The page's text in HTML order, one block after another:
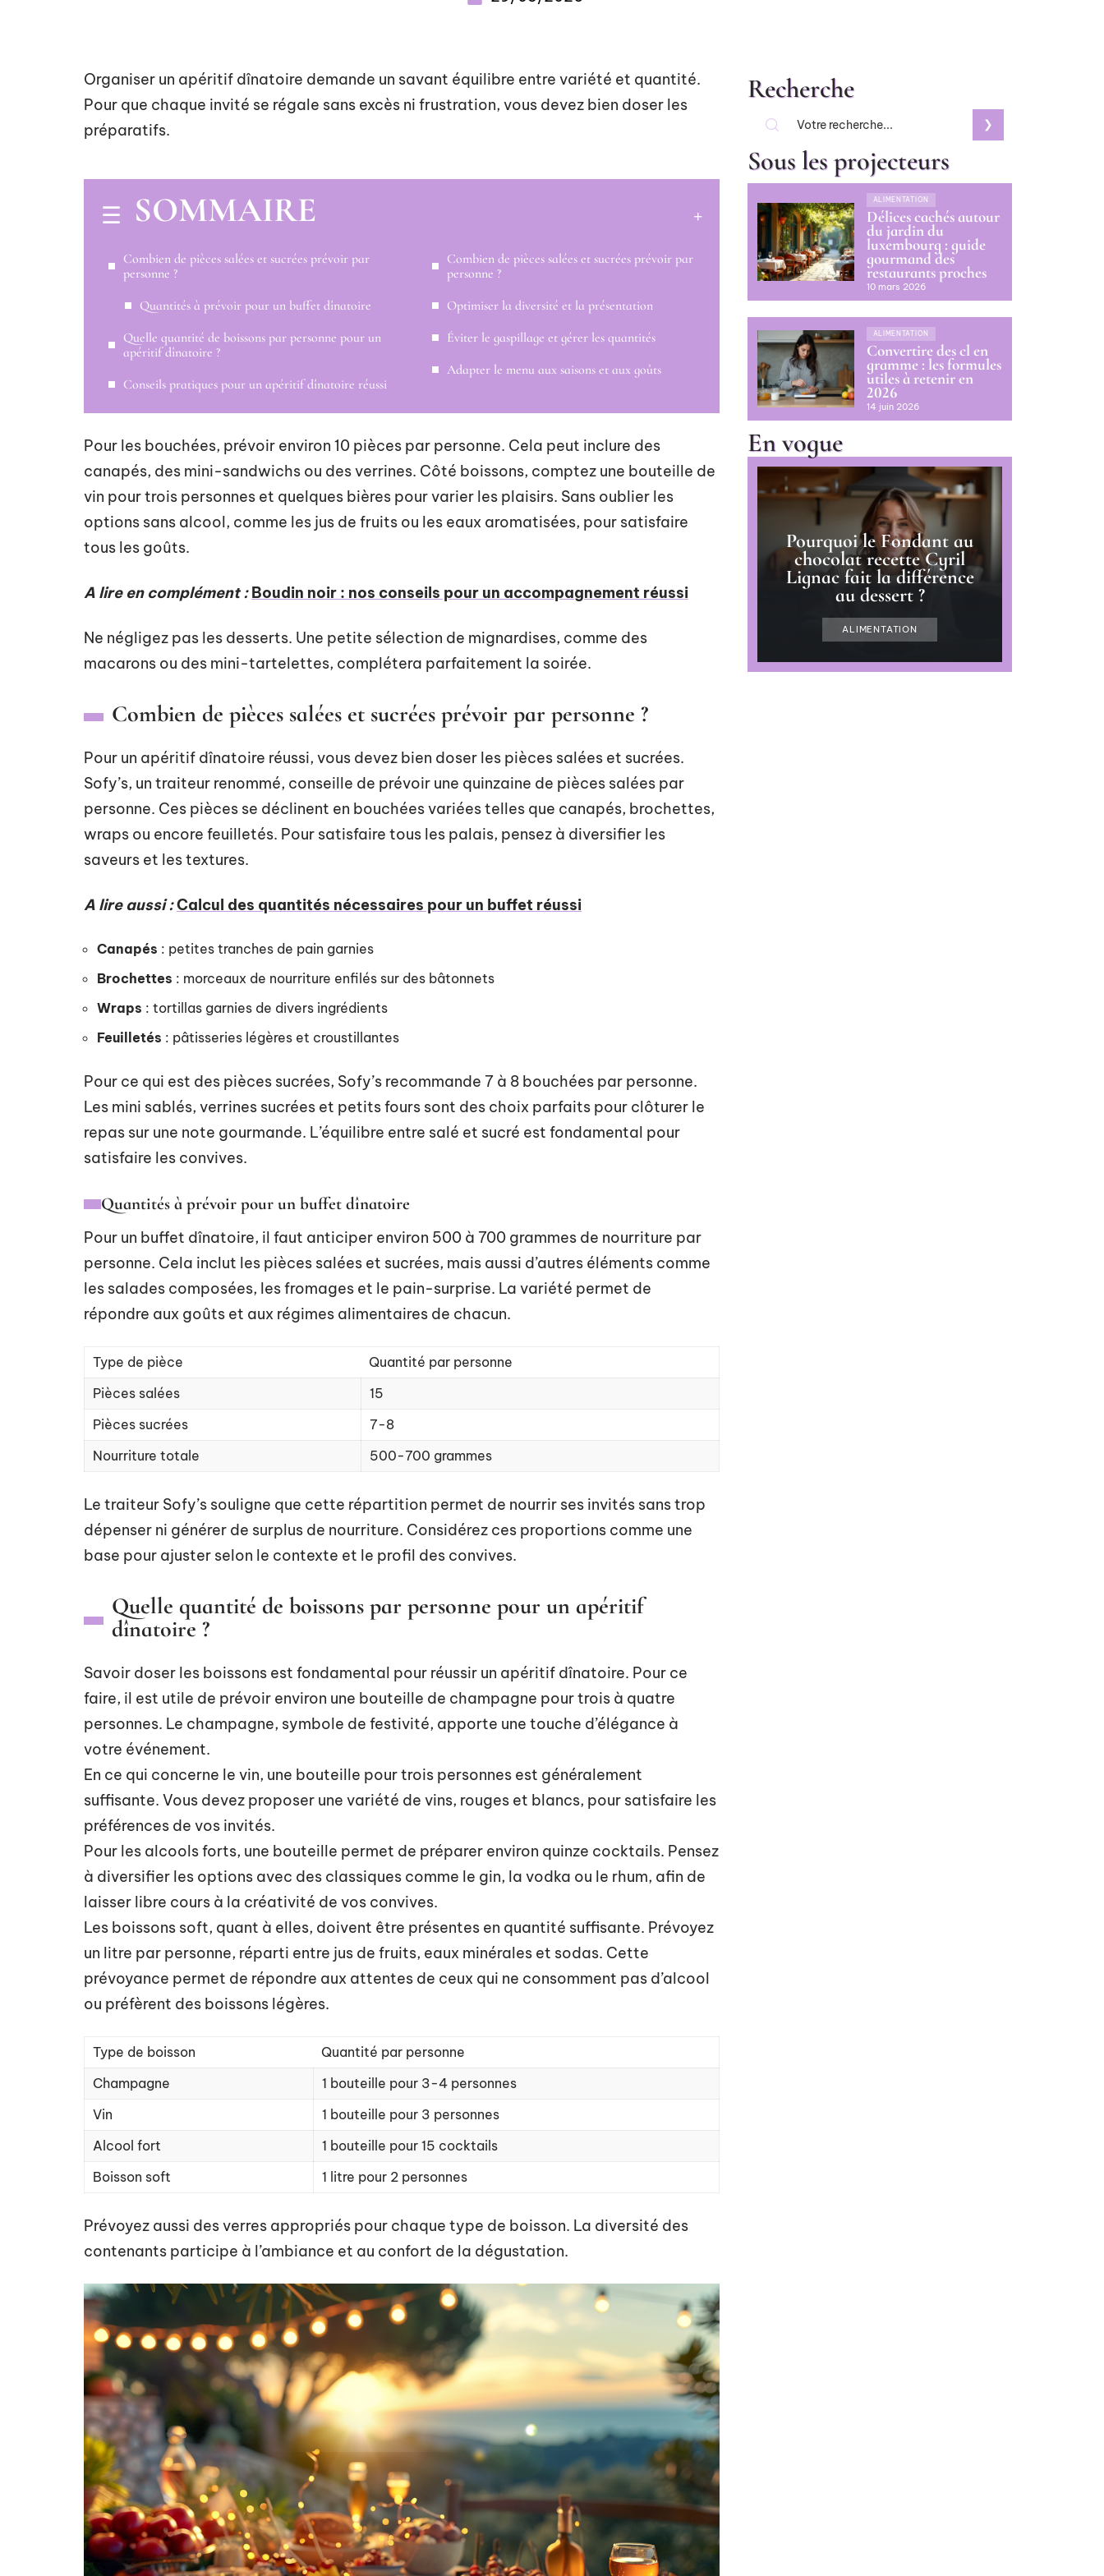
Organiser un apéritif dînatoire demande un savant équilibre entre variété et quantité.
Pour que chaque invité se régale sans excès ni frustration, vous devez bien doser les
préparatifs.
SOMMAIRE
Combien de pièces salées et sucrées prévoir par
personne ?
Quantités à prévoir pour un buffet dînatoire
Quelle quantité de boissons par personne pour un
apéritif dînatoire ?
Conseils pratiques pour un apéritif dînatoire réussi
Combien de pièces salées et sucrées prévoir par
personne ?
Optimiser la diversité et la présentation
Éviter le gaspillage et gérer les quantités
Adapter le menu aux saisons et aux goûts
Pour les bouchées, prévoir environ 10 pièces par personne. Cela peut inclure des
canapés, des mini-sandwichs ou des verrines. Côté boissons, comptez une bouteille de
vin pour trois personnes et quelques bières pour varier les plaisirs. Sans oublier les
options sans alcool, comme les jus de fruits ou les eaux aromatisées, pour satisfaire
tous les goûts.
A lire en complément : Boudin noir : nos conseils pour un accompagnement réussi
Ne négligez pas les desserts. Une petite sélection de mignardises, comme des
macarons ou des mini-tartelettes, complétera parfaitement la soirée.
Combien de pièces salées et sucrées prévoir par personne ?
Pour un apéritif dînatoire réussi, vous devez bien doser les pièces salées et sucrées.
Sofy’s, un traiteur renommé, conseille de prévoir une quinzaine de pièces salées par
personne. Ces pièces se déclinent en bouchées variées telles que canapés, brochettes,
wraps ou encore feuilletés. Pour satisfaire tous les palais, pensez à diversifier les
saveurs et les textures.
A lire aussi :Calcul des quantités nécessaires pour un buffet réussi
Canapés : petites tranches de pain garnies
Brochettes : morceaux de nourriture enfilés sur des bâtonnets
Wraps : tortillas garnies de divers ingrédients
Feuilletés : pâtisseries légères et croustillantes
Pour ce qui est des pièces sucrées, Sofy’s recommande 7 à 8 bouchées par personne.
Les mini sablés, verrines sucrées et petits fours sont des choix parfaits pour clôturer le
repas sur une note gourmande. L’équilibre entre salé et sucré est fondamental pour
satisfaire les convives.
Quantités à prévoir pour un buffet dînatoire
Pour un buffet dînatoire, il faut anticiper environ 500 à 700 grammes de nourriture par
personne. Cela inclut les pièces salées et sucrées, mais aussi d’autres éléments comme
les salades composées, les fromages et le pain-surprise. La variété permet de
répondre aux goûts et aux régimes alimentaires de chacun.
Type de pièce
Quantité par personne
Pièces salées
15
Pièces sucrées
7-8
Nourriture totale
500-700 grammes
Le traiteur Sofy’s souligne que cette répartition permet de nourrir ses invités sans trop
dépenser ni générer de surplus de nourriture. Considérez ces proportions comme une
base pour ajuster selon le contexte et le profil des convives.
Quelle quantité de boissons par personne pour un apéritif
dînatoire ?
Savoir doser les boissons est fondamental pour réussir un apéritif dînatoire. Pour ce
faire, il est utile de prévoir environ une bouteille de champagne pour trois à quatre
personnes. Le champagne, symbole de festivité, apporte une touche d’élégance à
votre événement.
En ce qui concerne le vin, une bouteille pour trois personnes est généralement
suffisante. Vous devez proposer une variété de vins, rouges et blancs, pour satisfaire les
préférences de vos invités.
Pour les alcools forts, une bouteille permet de préparer environ quinze cocktails. Pensez
à diversifier les options avec des classiques comme le gin, la vodka ou le rhum, afin de
laisser libre cours à la créativité de vos convives.
Les boissons soft, quant à elles, doivent être présentes en quantité suffisante. Prévoyez
un litre par personne, réparti entre jus de fruits, eaux minérales et sodas. Cette
prévoyance permet de répondre aux attentes de ceux qui ne consomment pas d’alcool
ou préfèrent des boissons légères.
Type de boisson
Quantité par personne
Champagne
1 bouteille pour 3-4 personnes
Vin
1 bouteille pour 3 personnes
Alcool fort
1 bouteille pour 15 cocktails
Boisson soft
1 litre pour 2 personnes
Prévoyez aussi des verres appropriés pour chaque type de boisson. La diversité des
contenants participe à l’ambiance et au confort de la dégustation.
Recherche
Sous les projecteurs
ALIMENTATION
Délices cachés autour
du jardin du
luxembourg : guide
gourmand des
restaurants proches
10 mars 2026
ALIMENTATION
Convertire des cl en
gramme : les formules
utiles à retenir en
2026
14 juin 2026
En vogue
Pourquoi le Fondant au
chocolat recette Cyril
Lignac fait la différence
au dessert ?
ALIMENTATION